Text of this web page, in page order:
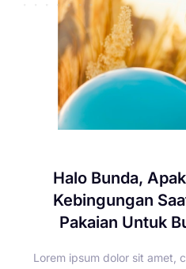
Halo Bunda,
Kebingungan
Pakaian Untuk
Lorem ipsum dolor sit amet,